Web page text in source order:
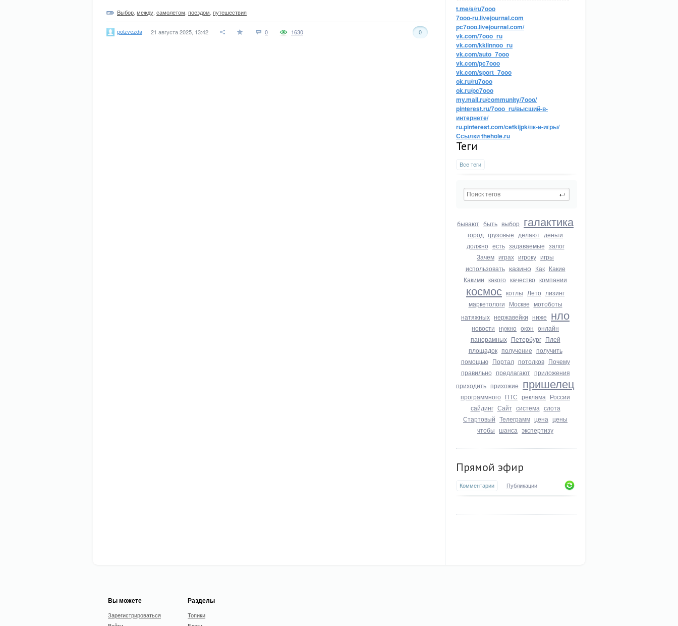
t.me/s/ru7ooo
7ooo-ru.livejournal.com
pc7ooo.livejournal.com/
vk.com/7ooo_ru
vk.com/kkiinnoo_ru
vk.com/auto_7ooo
vk.com/pc7ooo
vk.com/sport_7ooo
ok.ru/ru7ooo
ok.ru/pc7ooo
my.mail.ru/community/7ooo/
pinterest.ru/7ooo_ru/высший-в-
интернете/
ru.pinterest.com/cetkijpk/пк-и-игры/
Ссылки thehole.ru
Теги
Все теги
бывают быть выбор галактика
город грузовые делают деньги
должно есть задаваемые залог
Зачем играх игроку игры
использовать казино Как Какие
Какими какого качество компании
космос котлы Лето лизинг
маркетологи Москве мотоботы
натяжных нержавейки ниже нло
новости нужно окон онлайн
панорамных Петербург Плей
площадок получение получить
помощью Портал потолков Почему
правильно предлагают приложения
приходить прихожие пришелец
программного ПТС реклама России
сайдинг Сайт система слота
Стартовый Телеграмм цена цены
чтобы шанса экспертизу
Прямой эфир
Комментарии Публикации
Выбор между самолетом поездом путешествия
polzvezda 21 августа 2025, 13:42 0 0
1630
Вы можете
Зарегистрироваться
Разделы
Топики